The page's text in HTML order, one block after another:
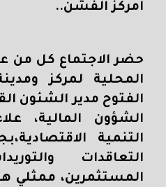
امركز الفشن..
حضر الاجتماع كل من
المحلية لمركز
الفتوح مدير الشئون
الشؤون المالية،
التنمية
التعاقدات
المستثمرين، ممثلي